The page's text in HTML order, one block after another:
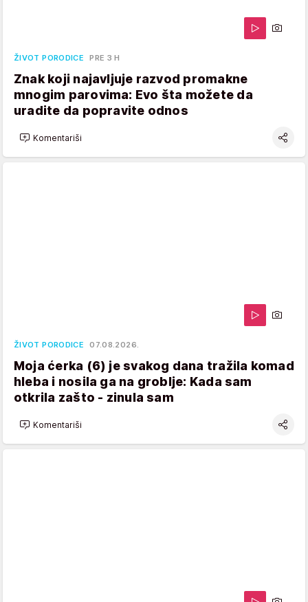
ŽIVOT PORODICE PRE 3 H
Znak koji najavljuje razvod promakne
mnogim parovima: Evo šta možete da
uradite da popravite odnos
Komentariši
ŽIVOT PORODICE 07.08.2026.
Moja ćerka (6) je svakog dana tražila komad
hleba i nosila ga na groblje: Kada sam
otkrila zašto - zinula sam
Komentariši